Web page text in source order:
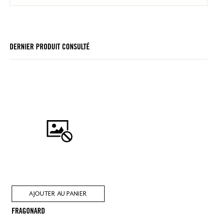
DERNIER PRODUIT CONSULTÉ
AJOUTER AU PANIER
FRAGONARD